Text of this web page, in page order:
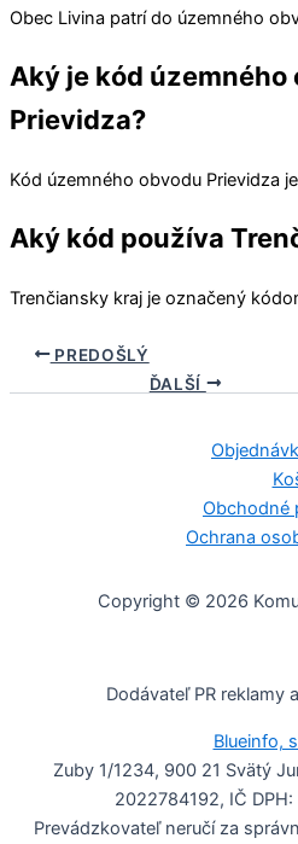
Obec Livina patrí do územného
Aký je kód územného
Prievidza?
Kód územného obvodu Prievidza
Aký kód používa
Trenčiansky kraj je označený
PREDOŠLÝ
ĎALŠÍ
Obchodné
Ochrana
Copyright © 2026
Dodávateľ PR reklamy
Blueinfo,
Zuby 1/1234, 900 21 Svätý
2022784192, IČ
Prevádzkovateľ neručí za